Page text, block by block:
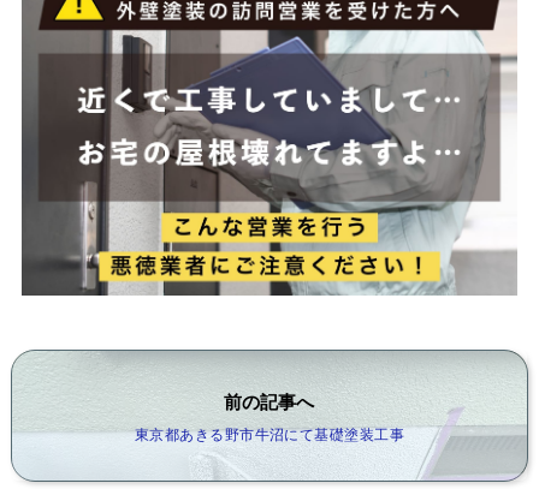
前の記事へ
東京都あきる野市牛沼にて基礎塗装工事